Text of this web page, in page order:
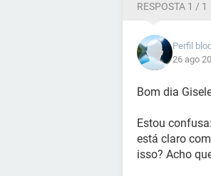
RESPOSTA 1 / 1
Perfil
26 ago
Bom dia
Estou
está claro
isso? Acho